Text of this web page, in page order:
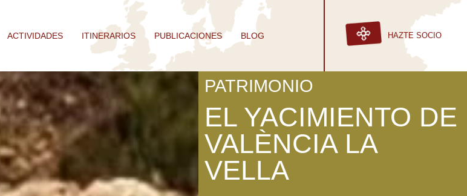
ACTIVIDADES ITINERARIOS PUBLICACIONES BLOG HAZTE SOCIO
PATRIMONIO
EL YACIMIENTO DE
VALÈNCIA LA
VELLA